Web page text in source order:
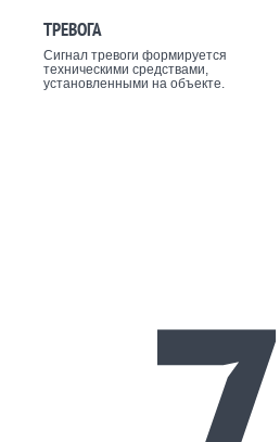
ТРЕВОГА
Сигнал тревоги формируется
техническими средствами,
установленными на объекте.